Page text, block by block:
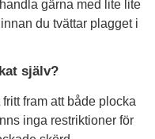
gärna med lite lite
du tvättar plagget i
själv?
fram att både plocka
inga restriktioner för